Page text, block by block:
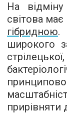
На
світова
гібридною.
широкого
прирівняти